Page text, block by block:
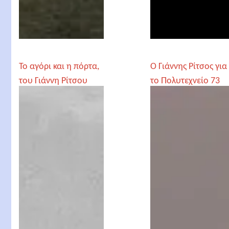
Το αγόρι και η πόρτα,
του Γιάννη Ρίτσου
Ο Γιάννης Ρίτσος για
το Πολυτεχνείο 73